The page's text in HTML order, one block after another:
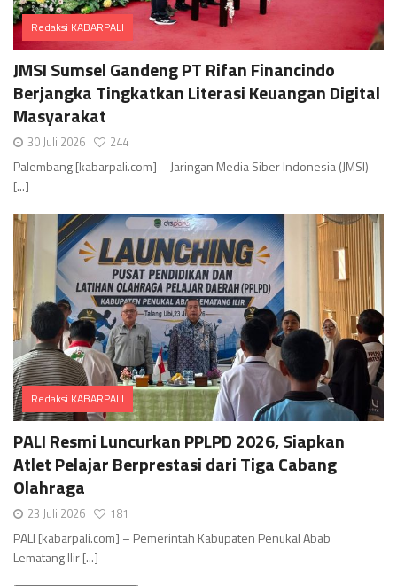
Redaksi KABARPALI
Comments
JMSI Sumsel Gandeng PT Rifan Financindo
Berjangka Tingkatkan Literasi Keuangan Digital
Masyarakat
30 Juli 2026 244
Palembang [kabarpali.com] – Jaringan Media Siber Indonesia (JMSI)
[...]
Redaksi KABARPALI
Comments
PALI Resmi Luncurkan PPLPD 2026, Siapkan
Atlet Pelajar Berprestasi dari Tiga Cabang
Olahraga
23 Juli 2026 181
PALI [kabarpali.com] – Pemerintah Kabupaten Penukal Abab
Lematang Ilir [...]